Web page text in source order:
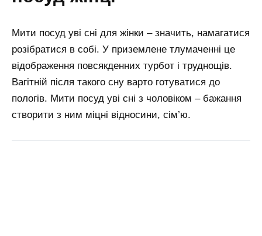
Мити посуд уві сні для жінки – значить, намагатися
розібратися в собі. У приземлене тлумаченні це
відображення повсякденних турбот і труднощів.
Вагітній після такого сну варто готуватися до
пологів. Мити посуд уві сні з чоловіком – бажання
створити з ним міцні відносини, сім’ю.